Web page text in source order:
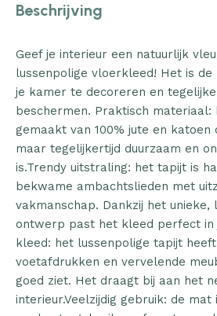
Beschrijving
Geef je interieur een natuurlijk
lussenpolige vloerkleed! Het is
je kamer te decoreren en
beschermen. Praktisch
gemaakt van 100% jute en
maar tegelijkertijd duurzaam en
is.Trendy uitstraling: het tapijt is
bekwame ambachtslieden met
vakmanschap. Dankzij het unieke,
ontwerp past het kleed perfect in
kleed: het lussenpolige tapijt
voetafdrukken en vervelende
goed ziet. Het draagt bij aan het
interieur.Veelzijdig gebruik: de mat